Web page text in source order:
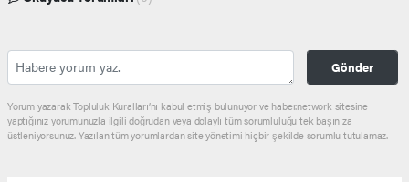
Gönder
Yorum yazarak Topluluk Kuralları’nı kabul etmiş bulunuyor ve haber.network sitesine
yaptığınız yorumunuzla ilgili doğrudan veya dolaylı tüm sorumluluğu tek başınıza
üstleniyorsunuz. Yazılan tüm yorumlardan site yönetimi hiçbir şekilde sorumlu tutulamaz.